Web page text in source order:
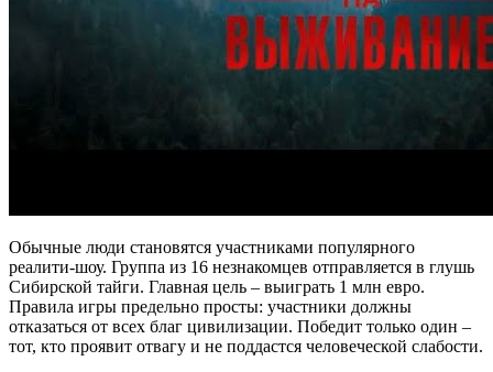
Обычные люди становятся участниками популярного
реалити-шоу. Группа из 16 незнакомцев отправляется в глушь
Сибирской тайги. Главная цель – выиграть 1 млн евро.
Правила игры предельно просты: участники должны
отказаться от всех благ цивилизации. Победит только один –
тот, кто проявит отвагу и не поддастся человеческой слабости.